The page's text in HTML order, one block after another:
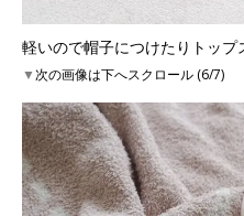
軽いので帽子につけたりトップ
▼次の画像は下へスクロール (6/7)